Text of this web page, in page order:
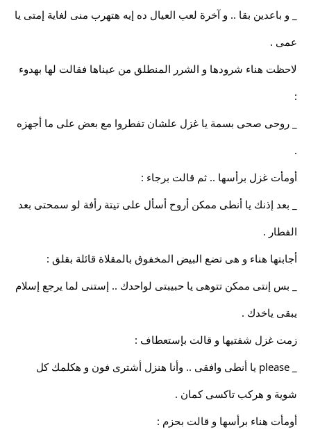
_ و باعدين بقا .. و آخرة لعب العيال ده إيه هتهرب منى لغاية إمتى يا
عمى .
لاحظت هناء شرودها و الشرر المنطلق من عيناها فقالت لها بهدوء
:
_ روحى صحى بسمة يا غزل علشان تفطروا مع بعض على ما أجهزه
.
أومأت غزل برأسها .. ثم قالت برجاء :
_ بعد إذنك يا أنطى ممكن أروح أسأل على تيتة رأفة لو سمحتى بعد
الفطار .
أجابتها هناء و هى تضع البيض المخفوق بالمقلاة قائلة بقلق :
_ بس إنتى ممكن تتوهى يا حبيبتى لواحدك .. إستنى لما يرجع إسلام
يبقى ياخدك .
زمت غزل شفتيها و قالت بإستعطاف :
_ please يا أنطى وافقى .. وأنا هنزل أشترى فون و هكلمك كل
شوية و هركب تاكسى كمان .
أومأت هناء برأسها و قالت بحزم :